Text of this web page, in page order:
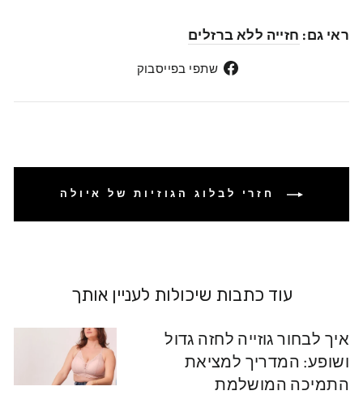
ראי גם: חזייה ללא ברזלים
שתפי בפייסבוק
חזרי לבלוג הגוזיות של איולה
עוד כתבות שיכולות לעניין אותך
איך לבחור גוזייה לחזה גדול
ושופע: המדריך למציאת
התמיכה המושלמת